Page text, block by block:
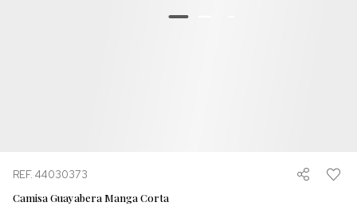
REF. 44030373
Camisa Guayabera Manga Corta